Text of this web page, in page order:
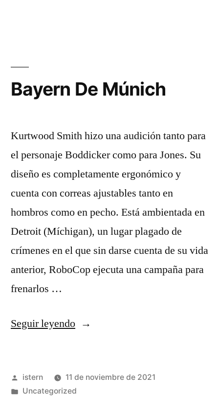
Bayern De Múnich
Kurtwood Smith hizo una audición tanto para
el personaje Boddicker como para Jones. Su
diseño es completamente ergonómico y
cuenta con correas ajustables tanto en
hombros como en pecho. Está ambientada en
Detroit (Míchigan), un lugar plagado de
crímenes en el que sin darse cuenta de su vida
anterior, RoboCop ejecuta una campaña para
frenarlos …
Seguir leyendo«Bayern
Publicado
por
istern
11 de noviembre de 2021
Publicado
Uncategorized